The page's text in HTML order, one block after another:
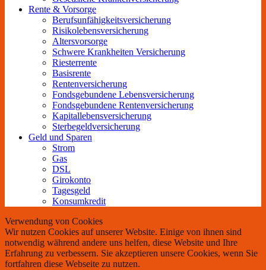
Rente & Vorsorge
Berufs­unfähigkeitsversicherung
Risikolebensversicherung
Altersvorsorge
Schwere Krankheiten Versicherung
Riesterrente
Basisrente
Rentenversicherung
Fondsgebundene Lebensversicherung
Fondsgebundene Rentenversicherung
Kapitallebensversicherung
Sterbegeldversicherung
Geld und Sparen
Strom
Gas
DSL
Girokonto
Tagesgeld
Konsumkredit
Verwendung von Cookies
Wir nutzen Cookies auf unserer Website. Einige von ihnen sind
notwendig während andere uns helfen, diese Website und Ihre
Erfahrung zu verbessern. Sie akzeptieren unsere Cookies, wenn Sie
fortfahren diese Webseite zu nutzen.